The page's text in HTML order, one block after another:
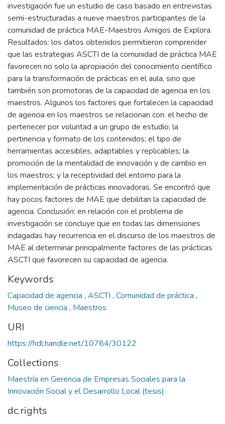
investigación fue un estudio de caso basado en entrevistas
semi-estructuradas a nueve maestros participantes de la
comunidad de práctica MAE-Maestros Amigos de Explora.
Resultados: los datos obtenidos permitieron comprender
que las estrategias ASCTI de la comunidad de práctica MAE
favorecen no solo la apropiación del conocimiento científico
para la transformación de prácticas en el aula, sino que
también son promotoras de la capacidad de agencia en los
maestros. Algunos los factores que fortalecen la capacidad
de agencia en los maestros se relacionan con: el hecho de
pertenecer por voluntad a un grupo de estudio; la
pertinencia y formato de los contenidos; el tipo de
herramientas accesibles, adaptables y replicables; la
promoción de la mentalidad de innovación y de cambio en
los maestros; y la receptividad del entorno para la
implementación de prácticas innovadoras. Se encontró que
hay pocos factores de MAE que debilitan la capacidad de
agencia. Conclusión: en relación con el problema de
investigación se concluye que en todas las dimensiones
indagadas hay recurrencia en el discurso de los maestros de
MAE al determinar principalmente factores de las prácticas
ASCTI que favorecen su capacidad de agencia.
Keywords
Capacidad de agencia , ASCTI , Comunidad de práctica ,
Museo de ciencia , Maestros
URI
https://hdl.handle.net/10784/30122
Collections
Maestría en Gerencia de Empresas Sociales para la
Innovación Social y el Desarrollo Local (tesis)
dc.rights